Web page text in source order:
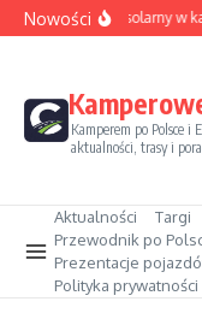
Przejdź do treści
NowościSezon solarny w
Kamperem po Polsce i
aktualności, trasy i
Aktualności Targi
Przewodnik po
Prezentacje
Polityka prywatności